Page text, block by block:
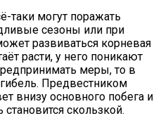
таки могут поражать
сезоны или при
развиваться корневая
расти, у него поникают
меры, то в
Предвестником
внизу основного побега и
скользкой.